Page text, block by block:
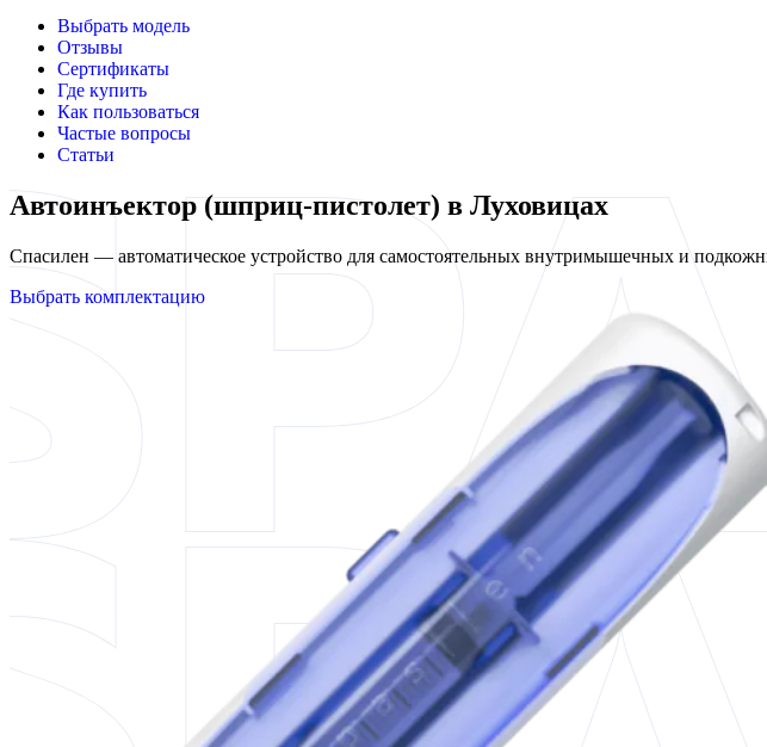
Выбрать модель
Отзывы
Сертификаты
Где купить
Как пользоваться
Частые вопросы
Статьи
Автоинъектор (шприц-пистолет) в Луховицах
Спасилен — автоматическое устройство для самостоятельных внутримышечных и
Выбрать комплектацию